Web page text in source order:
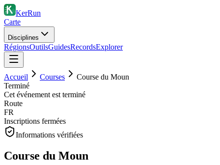
KerRun
Carte
Disciplines
RégionsOutilsGuidesRecordsExplorer
Accueil Courses
Course du Moun
Terminé
Cet événement est terminé
Route
FR
Inscriptions fermées
Informations vérifiées
Course du Moun